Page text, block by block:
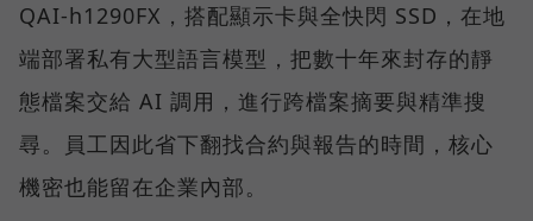
QAI-h1290FX，搭配顯示卡與全快閃 SSD，在地
端部署私有大型語言模型，把數十年來封存的靜
態檔案交給 AI 調用，進行跨檔案摘要與精準搜
尋。員工因此省下翻找合約與報告的時間，核心
機密也能留在企業內部。